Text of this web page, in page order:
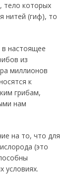
тело которых
нитей (гиф), то
настоящее
из
миллионов
к
грибам,
нам
на то, что для
(это
условиях.